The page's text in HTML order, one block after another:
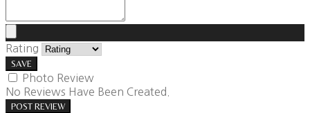
Rating
SAVE
Photo Review
No Reviews Have Been Created.
POST REVIEW